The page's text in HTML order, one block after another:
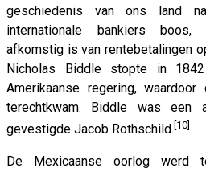
geschiedenis van ons land
internationale bankiers
afkomstig is van rentebetalingen
Nicholas Biddle stopte in
Amerikaanse regering,
terechtkwam. Biddle was
gevestigde Jacob Rothschild. [10]
De Mexicaanse oorlog werd